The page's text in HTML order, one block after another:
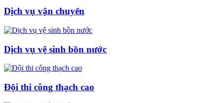
Dịch vụ vận chuyển
Dịch vụ vệ sinh bồn nước
Đội thi công thạch cao